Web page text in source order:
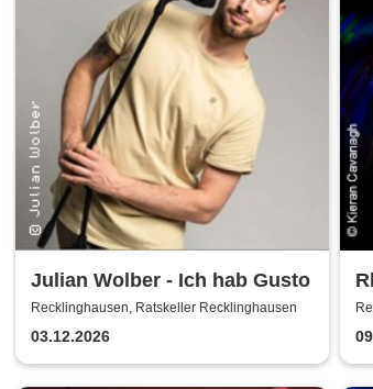
Julian Wolber - Ich hab Gusto
Recklinghausen, Ratskeller Recklinghausen
03.12.2026